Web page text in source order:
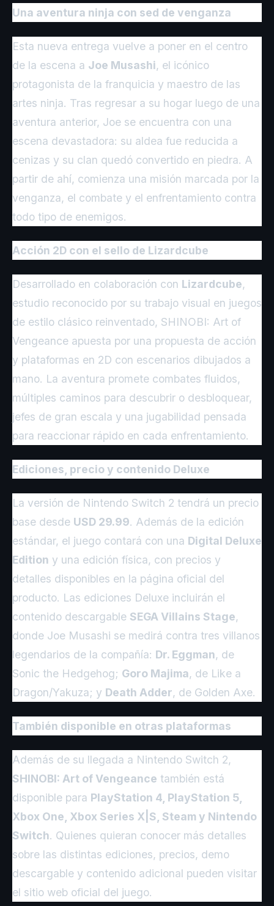
Una aventura ninja con sed de venganza
Esta nueva entrega vuelve a poner en el centro
de la escena a Joe Musashi, el icónico
protagonista de la franquicia y maestro de las
artes ninja. Tras regresar a su hogar luego de una
aventura anterior, Joe se encuentra con una
escena devastadora: su aldea fue reducida a
cenizas y su clan quedó convertido en piedra. A
partir de ahí, comienza una misión marcada por la
venganza, el combate y el enfrentamiento contra
todo tipo de enemigos.
Acción 2D con el sello de Lizardcube
Desarrollado en colaboración con Lizardcube,
estudio reconocido por su trabajo visual en juegos
de estilo clásico reinventado, SHINOBI: Art of
Vengeance apuesta por una propuesta de acción
y plataformas en 2D con escenarios dibujados a
mano. La aventura promete combates fluidos,
múltiples caminos para descubrir o desbloquear,
jefes de gran escala y una jugabilidad pensada
para reaccionar rápido en cada enfrentamiento.
Ediciones, precio y contenido Deluxe
La versión de Nintendo Switch 2 tendrá un precio
base desde USD 29.99. Además de la edición
estándar, el juego contará con una Digital Deluxe
Edition y una edición física, con precios y
detalles disponibles en la página oficial del
producto. Las ediciones Deluxe incluirán el
contenido descargable SEGA Villains Stage,
donde Joe Musashi se medirá contra tres villanos
legendarios de la compañía: Dr. Eggman, de
Sonic the Hedgehog; Goro Majima, de Like a
Dragon/Yakuza; y Death Adder, de Golden Axe.
También disponible en otras plataformas
Además de su llegada a Nintendo Switch 2,
SHINOBI: Art of Vengeance también está
disponible para PlayStation 4, PlayStation 5,
Xbox One, Xbox Series X|S, Steam y Nintendo
Switch. Quienes quieran conocer más detalles
sobre las distintas ediciones, precios, demo
descargable y contenido adicional pueden visitar
el sitio web oficial del juego.